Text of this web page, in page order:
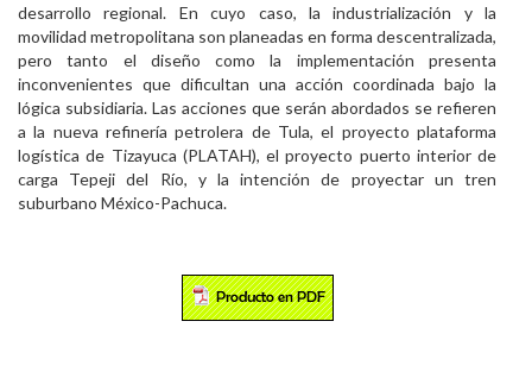
desarrollo regional. En cuyo caso, la industrialización y la
movilidad metropolitana son planeadas en forma descentralizada,
pero tanto el diseño como la implementación presenta
inconvenientes que dificultan una acción coordinada bajo la
lógica subsidiaria. Las acciones que serán abordados se refieren
a la nueva refinería petrolera de Tula, el proyecto plataforma
logística de Tizayuca (PLATAH), el proyecto puerto interior de
carga Tepeji del Río, y la intención de proyectar un tren
suburbano México-Pachuca.